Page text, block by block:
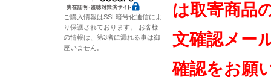
は取寄商品
文確認メー
確認をお願
ご購入情報はSSL暗号化通信によ
り保護されております。 お客様
の情報は、第3者に漏れる事は御
座いません。